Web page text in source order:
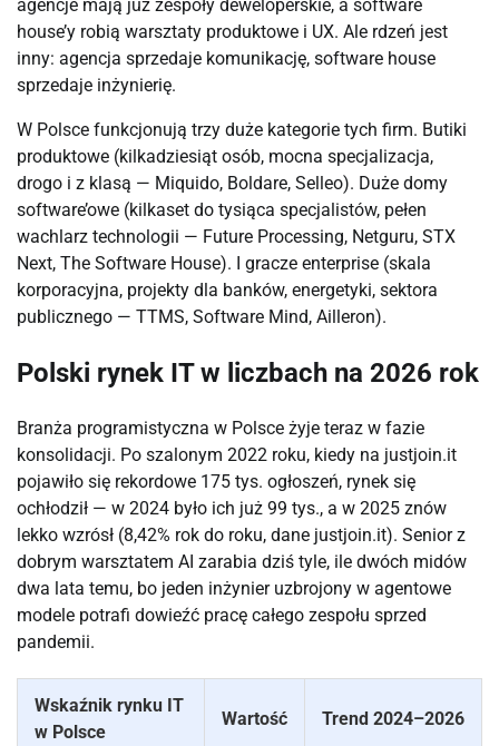
agencje mają już zespoły deweloperskie, a software
house’y robią warsztaty produktowe i UX. Ale rdzeń jest
inny: agencja sprzedaje komunikację, software house
sprzedaje inżynierię.
W Polsce funkcjonują trzy duże kategorie tych firm. Butiki
produktowe (kilkadziesiąt osób, mocna specjalizacja,
drogo i z klasą — Miquido, Boldare, Selleo). Duże domy
software’owe (kilkaset do tysiąca specjalistów, pełen
wachlarz technologii — Future Processing, Netguru, STX
Next, The Software House). I gracze enterprise (skala
korporacyjna, projekty dla banków, energetyki, sektora
publicznego — TTMS, Software Mind, Ailleron).
Polski rynek IT w liczbach na 2026 rok
Branża programistyczna w Polsce żyje teraz w fazie
konsolidacji. Po szalonym 2022 roku, kiedy na justjoin.it
pojawiło się rekordowe 175 tys. ogłoszeń, rynek się
ochłodził — w 2024 było ich już 99 tys., a w 2025 znów
lekko wzrósł (8,42% rok do roku, dane justjoin.it). Senior z
dobrym warsztatem AI zarabia dziś tyle, ile dwóch midów
dwa lata temu, bo jeden inżynier uzbrojony w agentowe
modele potrafi dowieźć pracę całego zespołu sprzed
pandemii.
Wskaźnik rynku IT
w Polsce
Wartość Trend 2024–2026